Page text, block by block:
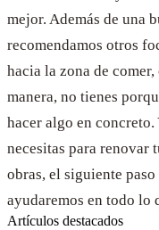
mejor. Además de una
recomendamos otros
hacia la zona de
manera, no tienes
hacer algo en concreto.
necesitas para renovar
obras, el siguiente paso
ayudaremos en todo lo
Artículos destacados